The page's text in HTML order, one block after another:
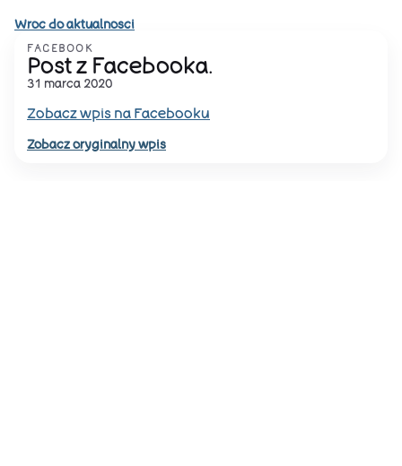
Wroc do aktualnosci
FACEBOOK
Post z Facebooka.
31 marca 2020
Zobacz wpis na Facebooku
Zobacz oryginalny wpis